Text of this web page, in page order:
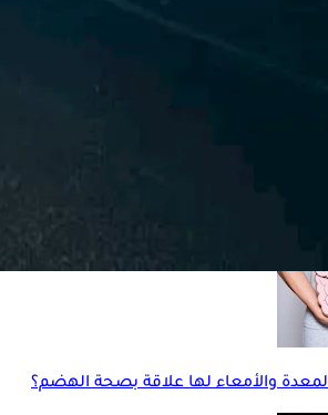
والأمعاء لها علاقة بصحة الهضم؟